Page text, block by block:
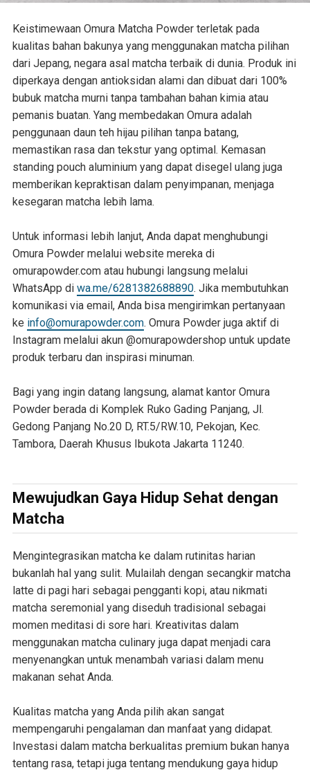
Keistimewaan Omura Matcha Powder terletak pada
kualitas bahan bakunya yang menggunakan matcha pilihan
dari Jepang, negara asal matcha terbaik di dunia. Produk ini
diperkaya dengan antioksidan alami dan dibuat dari 100%
bubuk matcha murni tanpa tambahan bahan kimia atau
pemanis buatan. Yang membedakan Omura adalah
penggunaan daun teh hijau pilihan tanpa batang,
memastikan rasa dan tekstur yang optimal. Kemasan
standing pouch aluminium yang dapat disegel ulang juga
memberikan kepraktisan dalam penyimpanan, menjaga
kesegaran matcha lebih lama.
Untuk informasi lebih lanjut, Anda dapat menghubungi
Omura Powder melalui website mereka di
omurapowder.com atau hubungi langsung melalui
WhatsApp di wa.me/6281382688890. Jika membutuhkan
komunikasi via email, Anda bisa mengirimkan pertanyaan
ke info@omurapowder.com. Omura Powder juga aktif di
Instagram melalui akun @omurapowdershop untuk update
produk terbaru dan inspirasi minuman.
Bagi yang ingin datang langsung, alamat kantor Omura
Powder berada di Komplek Ruko Gading Panjang, Jl.
Gedong Panjang No.20 D, RT.5/RW.10, Pekojan, Kec.
Tambora, Daerah Khusus Ibukota Jakarta 11240.
Mewujudkan Gaya Hidup Sehat dengan
Matcha
Mengintegrasikan matcha ke dalam rutinitas harian
bukanlah hal yang sulit. Mulailah dengan secangkir matcha
latte di pagi hari sebagai pengganti kopi, atau nikmati
matcha seremonial yang diseduh tradisional sebagai
momen meditasi di sore hari. Kreativitas dalam
menggunakan matcha culinary juga dapat menjadi cara
menyenangkan untuk menambah variasi dalam menu
makanan sehat Anda.
Kualitas matcha yang Anda pilih akan sangat
mempengaruhi pengalaman dan manfaat yang didapat.
Investasi dalam matcha berkualitas premium bukan hanya
tentang rasa, tetapi juga tentang mendukung gaya hidup